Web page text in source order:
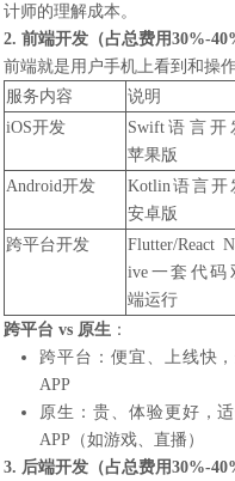
计师的理解成本。
2. 前端开发（占总费用30%-
前端就是用户手机上看到和操作
服务内容
说明
iOS开发
Swift语言开
苹果版
Android开发
Kotlin语言开
安卓版
跨平台开发
Flutter/React
ive一套代码
端运行
跨平台 vs 原生 ：
跨平台：便宜、上线快
APP
原生：贵、体验更好，
APP（如游戏、直播）
3. 后端开发（占总费用30%-